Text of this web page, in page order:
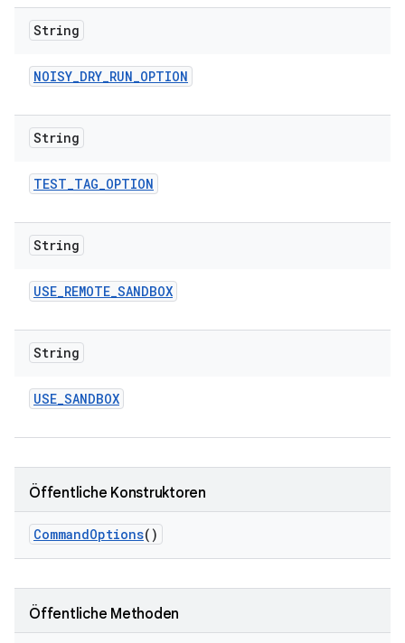
String
NOISY_DRY_RUN_OPTION
String
TEST_TAG_OPTION
String
USE_REMOTE_SANDBOX
String
USE_SANDBOX
Öffentliche Konstruktoren
CommandOptions()
Öffentliche Methoden